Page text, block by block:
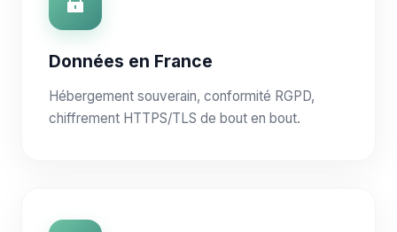
Données en France
Hébergement souverain, conformité RGPD,
chiffrement HTTPS/TLS de bout en bout.